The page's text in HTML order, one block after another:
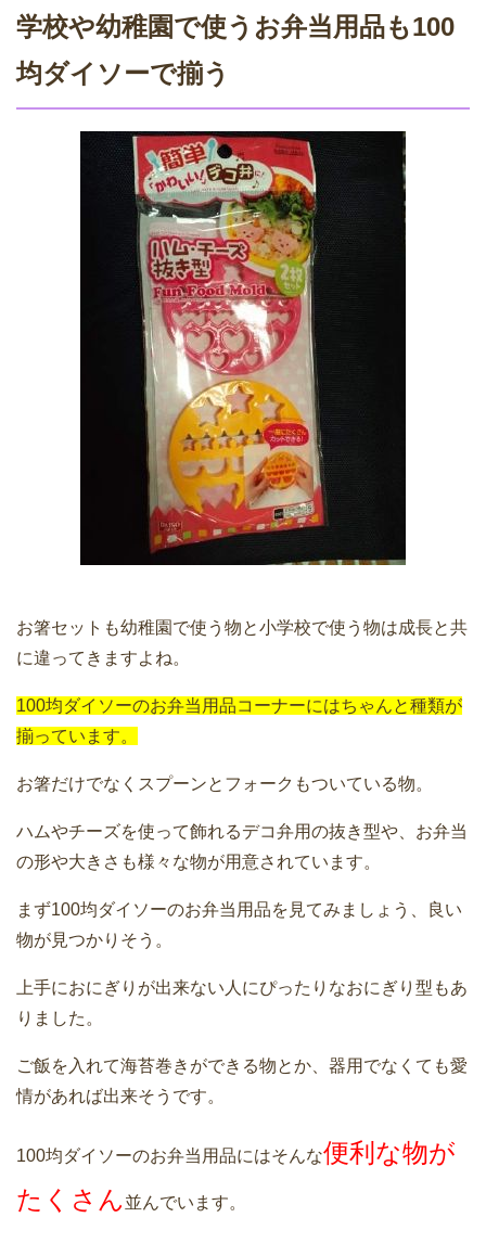
学校や幼稚園で使うお弁当用品も100
均ダイソーで揃う
お箸セットも幼稚園で使う物と小学校で使う物は成長と共
に違ってきますよね。
100均ダイソーのお弁当用品コーナーにはちゃんと種類が
揃っています。
お箸だけでなくスプーンとフォークもついている物。
ハムやチーズを使って飾れるデコ弁用の抜き型や、お弁当
の形や大きさも様々な物が用意されています。
まず100均ダイソーのお弁当用品を見てみましょう、良い
物が見つかりそう。
上手におにぎりが出来ない人にぴったりなおにぎり型もあ
りました。
ご飯を入れて海苔巻きができる物とか、器用でなくても愛
情があれば出来そうです。
100均ダイソーのお弁当用品にはそんな便利な物が
たくさん 並んでいます。